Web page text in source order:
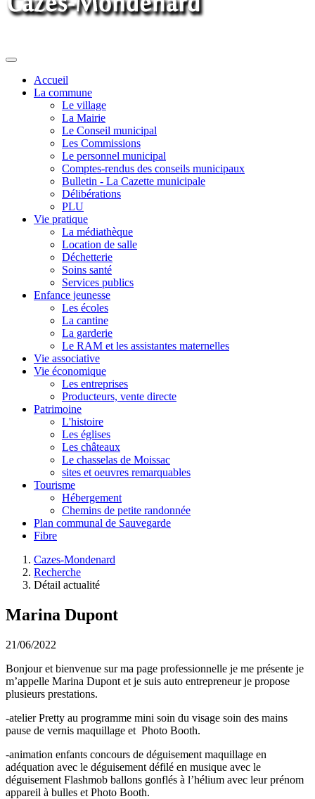
Toggle
navigationAccueil
La commune
Le village
La Mairie
Le Conseil municipal
Les Commissions
Le personnel municipal
Comptes-rendus des conseils municipaux
Bulletin - La Cazette municipale
Délibérations
PLU
Vie pratique
La médiathèque
Location de salle
Déchetterie
Soins santé
Services publics
Enfance jeunesse
Les écoles
La cantine
La garderie
Le RAM et les assistantes maternelles
Vie associative
Vie économique
Les entreprises
Producteurs, vente directe
Patrimoine
L'histoire
Les églises
Les châteaux
Le chasselas de Moissac
sites et oeuvres remarquables
Tourisme
Hébergement
Chemins de petite randonnée
Plan communal de Sauvegarde
Fibre
Cazes-Mondenard
Recherche
Détail actualité
Marina Dupont
21/06/2022
Bonjour et bienvenue sur ma page professionnelle je me présente je
m’appelle Marina Dupont et je suis auto entrepreneur je propose
plusieurs prestations.
-atelier Pretty au programme mini soin du visage soin des mains
pause de vernis maquillage et Photo Booth.
-animation enfants concours de déguisement maquillage en
adéquation avec le déguisement défilé en musique avec le
déguisement Flashmob ballons gonflés à l’hélium avec leur prénom
appareil à bulles et Photo Booth.